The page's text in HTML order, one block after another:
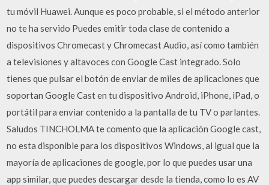
tu móvil Huawei. Aunque es poco probable, si el método anterior
no te ha servido Puedes emitir toda clase de contenido a
dispositivos Chromecast y Chromecast Audio, así como también
a televisiones y altavoces con Google Cast integrado. Solo
tienes que pulsar el botón de enviar de miles de aplicaciones que
soportan Google Cast en tu dispositivo Android, iPhone, iPad, o
portátil para enviar contenido a la pantalla de tu TV o parlantes.
Saludos TINCHOLMA te comento que la aplicación Google cast,
no esta disponible para los dispositivos Windows, al igual que la
mayoría de aplicaciones de google, por lo que puedes usar una
app similar, que puedes descargar desde la tienda, como lo es AV